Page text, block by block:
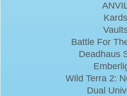
Kards
Battle For
Deadhaus
Wild Terra 2:
Dual